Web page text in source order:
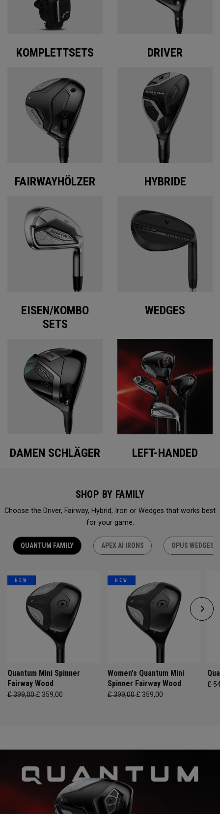
KOMPLETTSETS DRIVER
FAIRWAYHÖLZER HYBRIDE
EISEN/KOMBO
SETS
WEDGES
DAMEN SCHLÄGER LEFT-HANDED
SHOP BY FAMILY
Choose the Driver, Fairway, Hybrid, Iron or Wedges that works best
for your game.
QUANTUM FAMILY APEX AI IRONS OPUS WEDGES
NEW
Quantum Mini Spinner
Fairway Wood
£ 399,00£ 359,00
NEW
Women's Quantum Mini
Spinner Fairway Wood
£ 399,00£ 359,00
£